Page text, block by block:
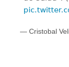
— Cristobal